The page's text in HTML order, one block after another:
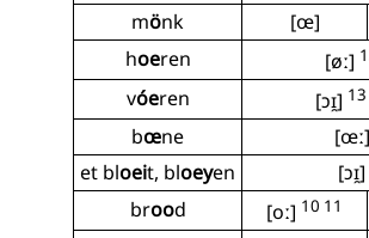
mönk [œ]
hoeren [øː]
vóeren [ɔɪ̯]
bœne
[œː]
et bloeit, bloeyen
[ɔɪ̯]
brood [oː] 10 11